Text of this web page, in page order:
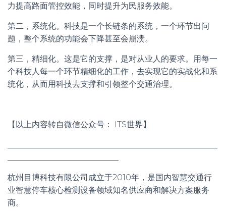
力提高路面管控效能，同时提升为民服务效能。
第二，系统化。科技是一个长链条的系统，一个环节出问
题，整个系统的功能会下降甚至会崩溃。
第三，精细化。这是它的支撑，是对从业人的要求。用每一
个科技人每一个环节精细化的工作，去实现它的实战化和系
统化，从而用科技去支撑和引领整个交通治理。
【以上内容转自微信公众号： ITS世界】
杭州目博科技有限公司成立于2010年，是国内智慧交通行
业智慧停车核心检测设备领域知名供应商和解决方案服务
商。